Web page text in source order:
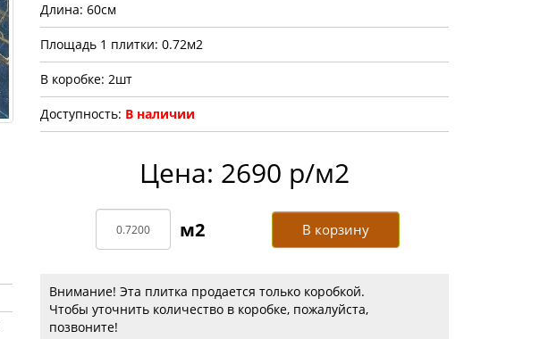
Длина: 60см
Площадь 1 плитки: 0.72м2
В коробке: 2шт
Доступность: В наличии
Цена: 2690 р/м2
В корзину
Внимание! Эта плитка продается только коробкой.
Чтобы уточнить количество в коробке, пожалуйста,
позвоните!